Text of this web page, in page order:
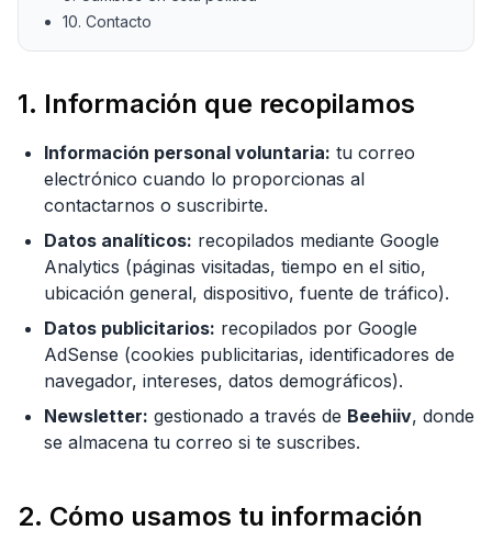
10. Contacto
1. Información que recopilamos
Información personal voluntaria: tu correo
electrónico cuando lo proporcionas al
contactarnos o suscribirte.
Datos analíticos: recopilados mediante Google
Analytics (páginas visitadas, tiempo en el sitio,
ubicación general, dispositivo, fuente de tráfico).
Datos publicitarios: recopilados por Google
AdSense (cookies publicitarias, identificadores de
navegador, intereses, datos demográficos).
Newsletter: gestionado a través de Beehiiv, donde
se almacena tu correo si te suscribes.
2. Cómo usamos tu información